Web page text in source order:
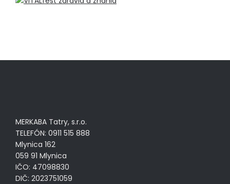
MERKABA Tatry, s.r.o.
TELEFÓN: 0911 515 888
Mlynica 162
059 91 Mlynica
IČO: 47098830
DIČ: 2023751059